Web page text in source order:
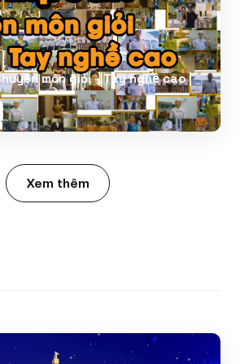
môn giỏi - Tay nghề cao |
Xem thêm